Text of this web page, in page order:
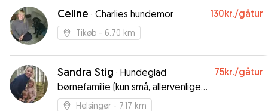
herfra.
Celine · Charlies hundemor 130kr./gåtur
Tikøb - 6.70 km
Sandra Stig · Hundeglad
børnefamilie (kun små, allervenlige
hunde)
75kr./gåtur
Helsingør - 7.17 km